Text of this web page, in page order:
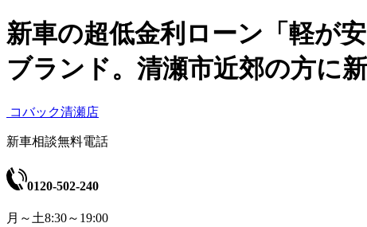
新車の超低金利ローン「軽が
ブランド。清瀬市近郊の方に
コバック清瀬店
新車相談無料電話
0120-502-240
月～土8:30～19:00